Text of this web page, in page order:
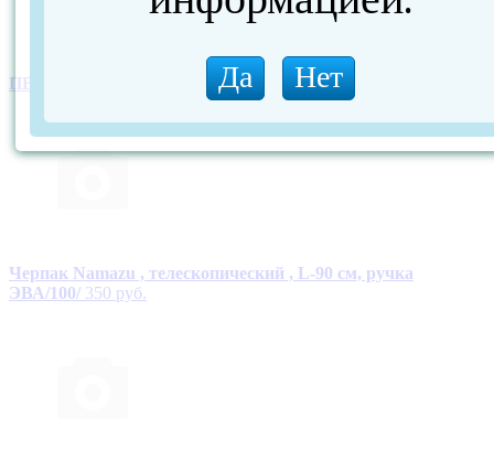
ПВА пакет 16*7 см (10 шт)185 руб.
Черпак Namazu , телескопический , L-90 см, ручка
ЭВА/100/ 350 руб.